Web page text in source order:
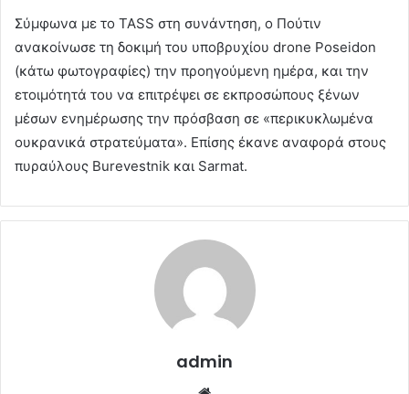
Σύμφωνα με το TASS στη συνάντηση, ο Πούτιν
ανακοίνωσε τη δοκιμή του υποβρυχίου drone Poseidon
(κάτω φωτογραφίες) την προηγούμενη ημέρα, και την
ετοιμότητά του να επιτρέψει σε εκπροσώπους ξένων
μέσων ενημέρωσης την πρόσβαση σε «περικυκλωμένα
ουκρανικά στρατεύματα». Επίσης έκανε αναφορά στους
πυραύλους Burevestnik και Sarmat.
admin